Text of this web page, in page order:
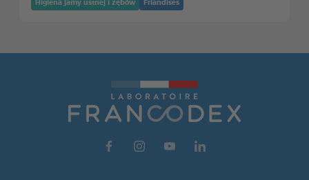
Higiena jamy ustnej i zębów Friandises